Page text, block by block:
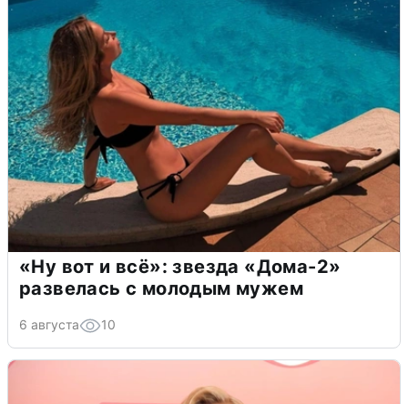
«Ну вот и всё»: звезда «Дома-2»
развелась с молодым мужем
6 августа 10